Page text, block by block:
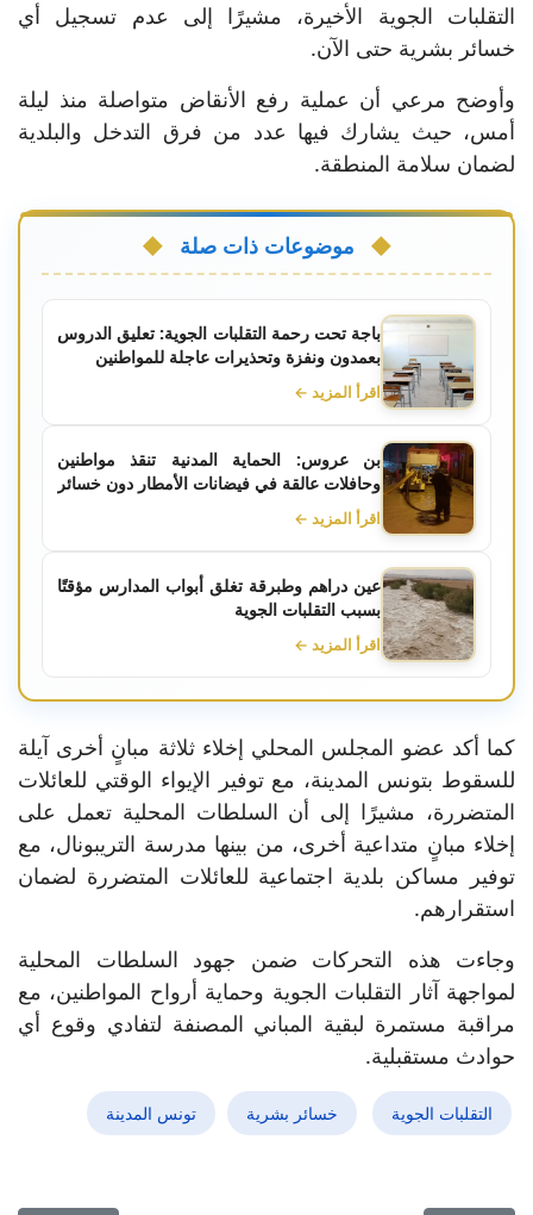
التقلبات الجوية الأخيرة، مشيرًا إلى عدم تسجيل أي
خسائر بشرية حتى الآن.
وأوضح مرعي أن عملية رفع الأنقاض متواصلة منذ ليلة
أمس، حيث يشارك فيها عدد من فرق التدخل والبلدية
لضمان سلامة المنطقة.
موضوعات ذات صلة
باجة تحت رحمة التقلبات الجوية: تعليق الدروس
بعمدون ونفزة وتحذيرات عاجلة للمواطنين
اقرأ المزيد ←
بن عروس: الحماية المدنية تنقذ مواطنين
وحافلات عالقة في فيضانات الأمطار دون خسائر
بشرية
اقرأ المزيد ←
عين دراهم وطبرقة تغلق أبواب المدارس مؤقتًا
بسبب التقلبات الجوية
اقرأ المزيد ←
كما أكد عضو المجلس المحلي إخلاء ثلاثة مبانٍ أخرى آيلة
للسقوط بتونس المدينة، مع توفير الإيواء الوقتي للعائلات
المتضررة، مشيرًا إلى أن السلطات المحلية تعمل على
إخلاء مبانٍ متداعية أخرى، من بينها مدرسة التريبونال، مع
توفير مساكن بلدية اجتماعية للعائلات المتضررة لضمان
استقرارهم.
وجاءت هذه التحركات ضمن جهود السلطات المحلية
لمواجهة آثار التقلبات الجوية وحماية أرواح المواطنين، مع
مراقبة مستمرة لبقية المباني المصنفة لتفادي وقوع أي
حوادث مستقبلية.
التقلبات الجوية خسائر بشرية تونس المدينة